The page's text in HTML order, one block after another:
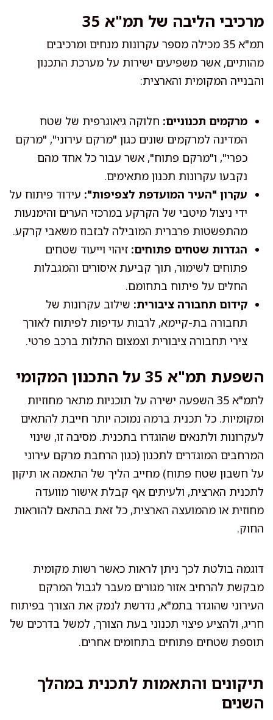
מרכיבי הליבה של תמ"א 35
תמ"א 35 מכילה מספר עקרונות מנחים ומרכיבים
מהותיים, אשר משפיעים ישירות על מערכת התכנון
והבנייה המקומית והארצית:
מרקמים תכנוניים: חלוקה גיאוגרפית של שטח
המדינה למרקמים שונים כגון "מרקם עירוני", "מרקם
כפרי", ו"מרקם פתוח", אשר עבור כל אחד מהם
נקבעו עקרונות תכנון מתאימים.
עקרון "העיר המועדפת לצפיפות": עידוד פיתוח על
ידי ניצול מיטבי של הקרקע במרכזי הערים והימנעות
מהתפשטות פרברית המובילה לבזבוז משאבי קרקע.
הגדרות שטחים פתוחים: זיהוי וייעוד שטחים
פתוחים לשימור, תוך קביעת איסורים והמגבלות
החלים על פיתוח בתחומם.
קידום תחבורה ציבורית: שילוב עקרונות של
תחבורה בת-קיימא, לרבות עדיפות לפיתוח לאורך
צירי תחבורה ציבורית וצמצום התלות ברכב פרטי.
השפעת תמ"א 35 על התכנון המקומי
לתמ"א 35 השפעה ישירה על תוכניות מתאר מחוזיות
ומקומיות. כל תכנית ברמה נמוכה יותר חייבת להתאים
לעקרונות ולתנאים שהוגדרו בתכנית. מסיבה זו, שינוי
המרחבים המוגדרים לתכנון (כגון הרחבת מרקם עירוני
על חשבון שטח פתוח) מחייב הליך של התאמה או תיקון
לתכנית הארצית, ולעיתים אף קבלת אישור מוועדה
מחוזית או מהמועצה הארצית, כל זאת בהתאם להוראות
החוק.
דוגמה בולטת לכך ניתן לראות כאשר רשות מקומית
מבקשת להרחיב אזור מגורים מעבר לגבול המרקם
העירוני שהוגדר בתמ"א, נדרשת לנמק את הצורך בפיתוח
חריג, ולהציע פיצוי תכנוני בעת הצורך, למשל בדרכים של
תוספת שטחים פתוחים בתחומים אחרים.
תיקונים והתאמות לתכנית במהלך
השנים